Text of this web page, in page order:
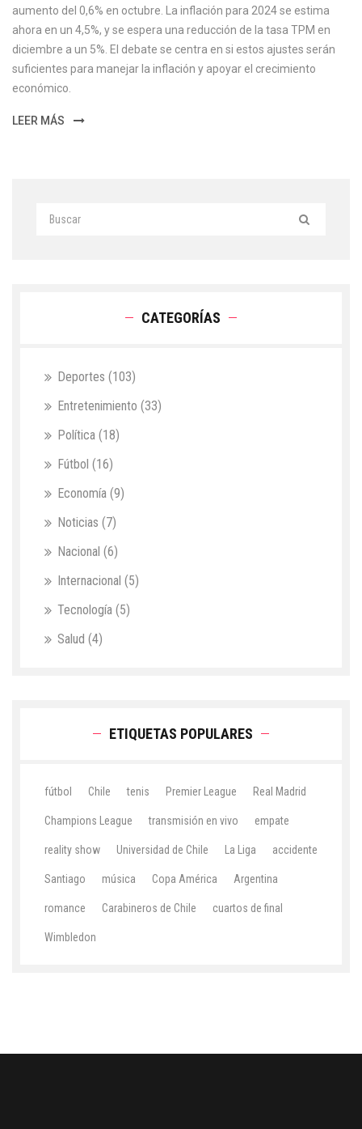
aumento del 0,6% en octubre. La inflación para 2024 se estima
ahora en un 4,5%, y se espera una reducción de la tasa TPM en
diciembre a un 5%. El debate se centra en si estos ajustes serán
suficientes para manejar la inflación y apoyar el crecimiento
económico.
LEER MÁS
CATEGORÍAS
Deportes (103)
Entretenimiento (33)
Política (18)
Fútbol (16)
Economía (9)
Noticias (7)
Nacional (6)
Internacional (5)
Tecnología (5)
Salud (4)
ETIQUETAS POPULARES
fútbol Chile tenis Premier League Real Madrid
Champions League transmisión en vivo empate
reality show Universidad de Chile La Liga accidente
Santiago música Copa América Argentina
romance Carabineros de Chile cuartos de final
Wimbledon